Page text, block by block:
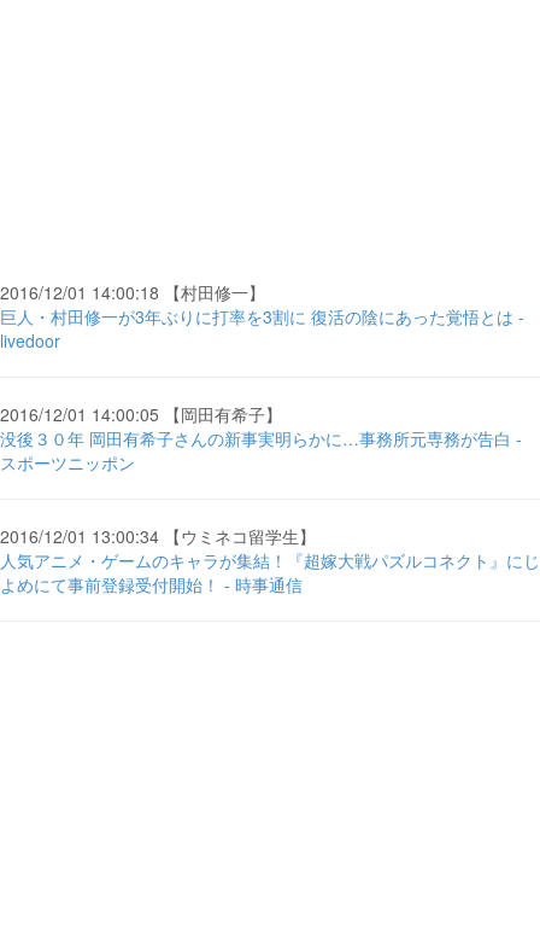
2016/12/01 14:00:18 【村田修一】
巨人・村田修一が3年ぶりに打率を3割に 復活の陰にあった覚悟とは -
livedoor
2016/12/01 14:00:05 【岡田有希子】
没後３０年 岡田有希子さんの新事実明らかに…事務所元専務が告白 -
スポーツニッポン
2016/12/01 13:00:34 【ウミネコ留学生】
人気アニメ・ゲームのキャラが集結！『超嫁大戦パズルコネクト』にじ
よめにて事前登録受付開始！ - 時事通信